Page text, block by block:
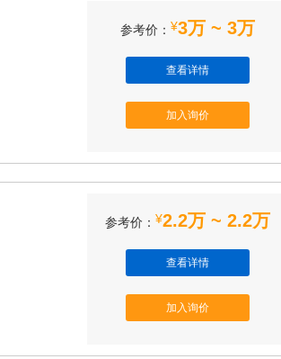
参考价： ¥3万 ~ 3万
查看详情
加入询价
参考价： ¥2.2万 ~ 2.2万
查看详情
加入询价